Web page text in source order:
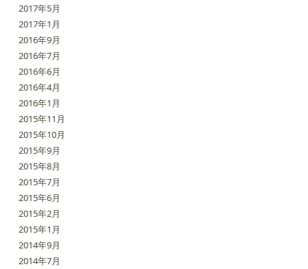
2017年5月
2017年1月
2016年9月
2016年7月
2016年6月
2016年4月
2016年1月
2015年11月
2015年10月
2015年9月
2015年8月
2015年7月
2015年6月
2015年2月
2015年1月
2014年9月
2014年7月